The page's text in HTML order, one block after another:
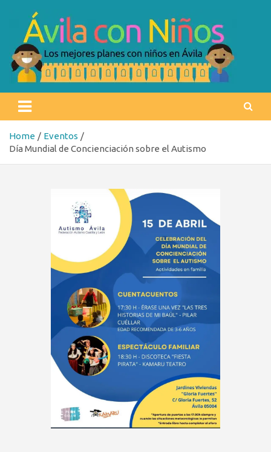
content
Ávila con niños
Home
Eventos
Día Mundial de Concienciación sobre el Autismo